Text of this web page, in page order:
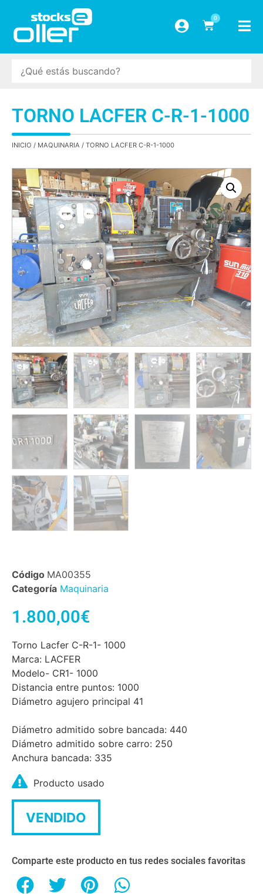
0
TORNO LACFER C-R-1-1000
INICIO / MAQUINARIA / TORNO LACFER C-R-1-1000
Código MA00355
Categoría Maquinaria
1.800,00€
Torno Lacfer C-R-1- 1000
Marca: LACFER
Modelo- CR1- 1000
Distancia entre puntos: 1000
Diámetro agujero principal 41
Diámetro admitido sobre bancada: 440
Diámetro admitido sobre carro: 250
Anchura bancada: 335
Producto usado
VENDIDO
Comparte este producto en tus redes sociales favoritas